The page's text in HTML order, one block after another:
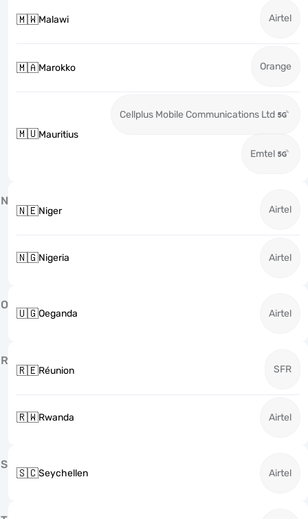
🇲🇼Malawi Airtel
🇲🇦Marokko Orange
🇲🇺Mauritius
Cellplus Mobile Communications Ltd
Emtel
N
🇳🇪Niger Airtel
🇳🇬Nigeria Airtel
O
🇺🇬Oeganda Airtel
R
🇷🇪Réunion SFR
🇷🇼Rwanda Airtel
S
🇸🇨Seychellen Airtel